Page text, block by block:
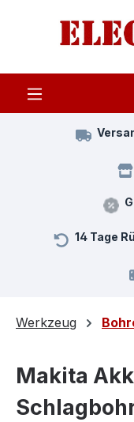
Zum Hauptinhalt
14 Tage
Werkzeug
Makita